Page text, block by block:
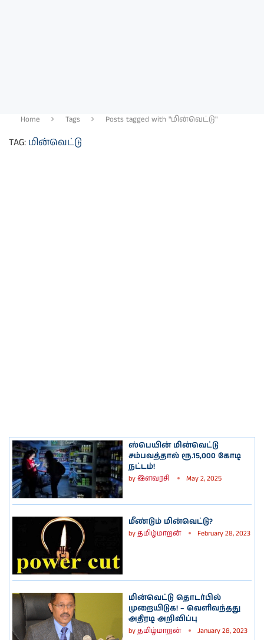
Home Tags Posts tagged with "மின்வெட்டு"
TAG: மின்வெட்டு
ஸ்பெயின் மின்வெட்டு
சம்பவத்தால் ரூ.15,000 கோடி
நட்டம்!
byஇளவரசி May 2, 2025
மீண்டும் மின்வெட்டு?
byதமிழ்மாறன் February 28, 2023
மின்வெட்டு தொடர்பில்
முறையிடுக! – வெளிவந்தது
அதிரடி அறிவிப்பு
byதமிழ்மாறன் January 28, 2023